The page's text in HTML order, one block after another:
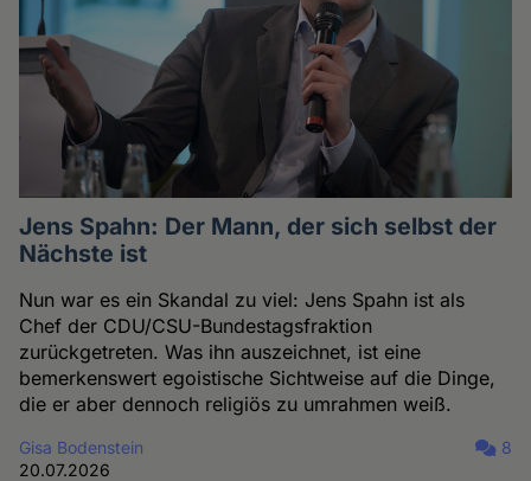
Jens Spahn: Der Mann, der sich selbst der
Nächste ist
Nun war es ein Skandal zu viel: Jens Spahn ist als
Chef der CDU/CSU-Bundestagsfraktion
zurückgetreten. Was ihn auszeichnet, ist eine
bemerkenswert egoistische Sichtweise auf die Dinge,
die er aber dennoch religiös zu umrahmen weiß.
Gisa Bodenstein
20.07.2026
8